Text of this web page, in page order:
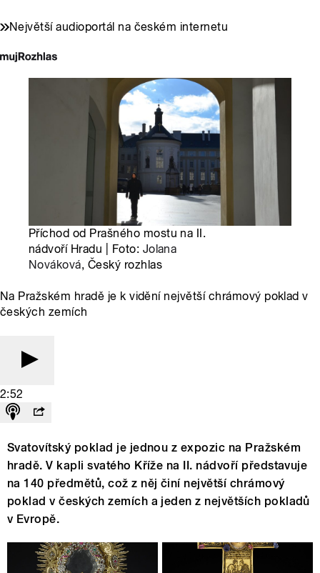
Největší audioportál na českém internetu
Příchod od Prašného mostu na II.
nádvoří Hradu | Foto: Jolana
Nováková, Český rozhlas
Na Pražském hradě je k vidění největší chrámový poklad v
českých zemích
2:52
Svatovítský poklad je jednou z expozic na Pražském
hradě. V kapli svatého Kříže na II. nádvoří představuje
na 140 předmětů, což z něj činí největší chrámový
poklad v českých zemích a jeden z největších pokladů
v Evropě.